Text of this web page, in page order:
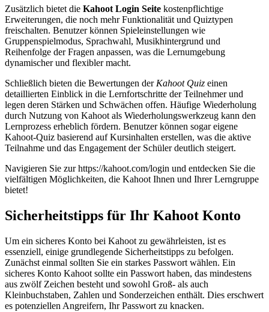
Zusätzlich bietet die Kahoot Login Seite kostenpflichtige
Erweiterungen, die noch mehr Funktionalität und Quiztypen
freischalten. Benutzer können Spieleinstellungen wie
Gruppenspielmodus, Sprachwahl, Musikhintergrund und
Reihenfolge der Fragen anpassen, was die Lernumgebung
dynamischer und flexibler macht.
Schließlich bieten die Bewertungen derKahoot Quiz einen
detaillierten Einblick in die Lernfortschritte der Teilnehmer und
legen deren Stärken und Schwächen offen. Häufige Wiederholung
durch Nutzung von Kahoot als Wiederholungswerkzeug kann den
Lernprozess erheblich fördern. Benutzer können sogar eigene
Kahoot-Quiz basierend auf Kursinhalten erstellen, was die aktive
Teilnahme und das Engagement der Schüler deutlich steigert.
Navigieren Sie zur https://kahoot.com/login und entdecken Sie die
vielfältigen Möglichkeiten, die Kahoot Ihnen und Ihrer Lerngruppe
bietet!
Sicherheitstipps für Ihr Kahoot Konto
Um ein sicheres Konto bei Kahoot zu gewährleisten, ist es
essenziell, einige grundlegende Sicherheitstipps zu befolgen.
Zunächst einmal sollten Sie ein starkes Passwort wählen. Ein
sicheres Konto Kahoot sollte ein Passwort haben, das mindestens
aus zwölf Zeichen besteht und sowohl Groß- als auch
Kleinbuchstaben, Zahlen und Sonderzeichen enthält. Dies erschwert
es potenziellen Angreifern, Ihr Passwort zu knacken.